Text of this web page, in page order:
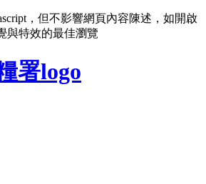
，但不影響網頁內容陳述，如開啟
與特效的最佳瀏覽